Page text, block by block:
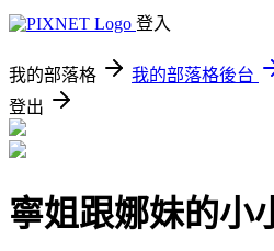
登入
我的部落格 我的部落格後台
登出
寧姐跟娜妹的小